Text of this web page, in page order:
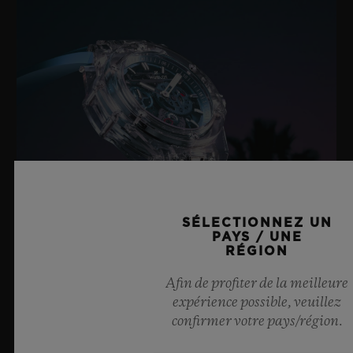
BIG BANG SAPPHIRE SKY BLUE
SÉLECTIONNEZ UN
PAYS / UNE
RÉGION
Afin de profiter de la meilleure
expérience possible, veuillez
confirmer votre pays/région.